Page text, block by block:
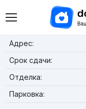
Адрес:
Срок сдачи:
Отделка:
Парковка: